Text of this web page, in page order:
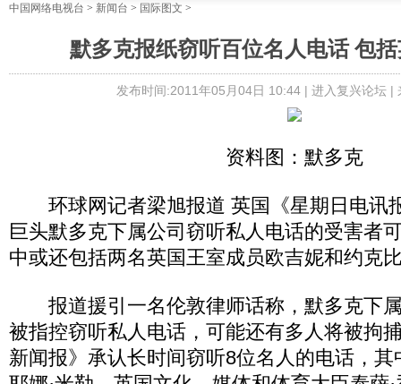
中国网络电视台 > 新闻台 > 国际图文 >
默多克报纸窃听百位名人电话 包
发布时间:2011年05月04日 10:44 | 进入复兴论坛|
资料图：默多克
环球网记者梁旭报道 英国《星期日电讯
巨头默多克下属公司窃听私人电话的受害者
中或还包括两名英国王室成员欧吉妮和约克
报道援引一名伦敦律师话称，默多克下
被指控窃听私人电话，可能还有多人将被拘
新闻报》承认长时间窃听8位名人的电话，